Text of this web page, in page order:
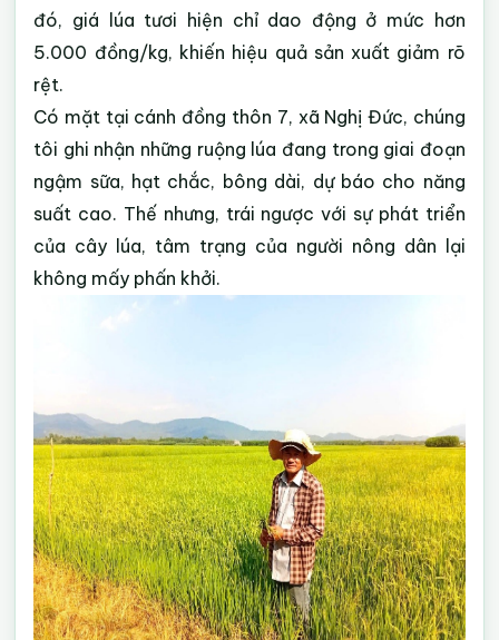
đó, giá lúa tươi hiện chỉ dao động ở mức hơn
5.000 đồng/kg, khiến hiệu quả sản xuất giảm rõ
rệt.
Có mặt tại cánh đồng thôn 7, xã Nghị Đức, chúng
tôi ghi nhận những ruộng lúa đang trong giai đoạn
ngậm sữa, hạt chắc, bông dài, dự báo cho năng
suất cao. Thế nhưng, trái ngược với sự phát triển
của cây lúa, tâm trạng của người nông dân lại
không mấy phấn khởi.